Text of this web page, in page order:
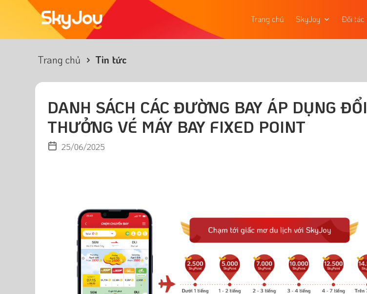
Trang chủ SkyJoy Đối tác
Trang chủ Tin tức
DANH SÁCH CÁC ĐƯỜNG BAY ÁP DỤNG ĐỔI
THƯỞNG VÉ MÁY BAY FIXED POINT
25/06/2025